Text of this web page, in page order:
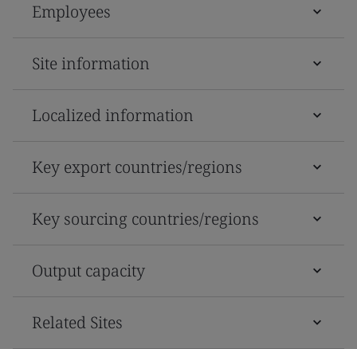
Employees
Site information
Localized information
Key export countries/regions
Key sourcing countries/regions
Output capacity
Related Sites